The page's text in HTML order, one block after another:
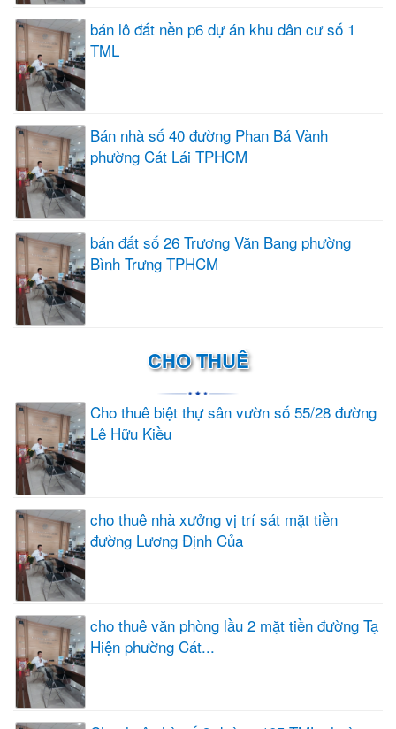
bán lô đất nền p6 dự án khu dân cư số 1
TML
Bán nhà số 40 đường Phan Bá Vành
phường Cát Lái TPHCM
bán đất số 26 Trương Văn Bang phường
Bình Trưng TPHCM
CHO THUÊ
Cho thuê biệt thự sân vườn số 55/28 đường
Lê Hữu Kiều
cho thuê nhà xưởng vị trí sát mặt tiền
đường Lương Định Của
cho thuê văn phòng lầu 2 mặt tiền đường Tạ
Hiện phường Cát...